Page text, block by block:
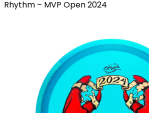
LISÄYKSET
Rhythm – MVP Open 2024